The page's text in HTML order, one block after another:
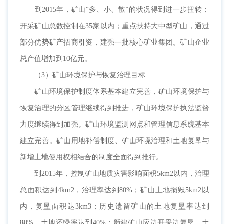
到2015年，矿山“多、小、散”的状况得到进一步扭转；
开采矿山总数控制在35家以内；重点扶持大中型矿山，通过
部分优势矿产招商引资，建强一批核心矿业集团。矿山企业
总产值增加到10亿元。
（3）矿山环境保护与恢复治理目标
矿山环境保护制度体系基本建立完善，矿山环境保护与
恢复治理的分区管理继续得到推进，矿山环境保护执法监督
力度继续得到加强。矿山环境监测网点和管理信息系统基本
建立完善。矿山用地补偿制度、矿山环境治理和土地复垦与
新增土地使用权相结合的制度全面得到推行。
到2015年，控制矿山地质灾害影响面积5km2以内，治理
总面积达到4km2，治理率达到80%；矿山土地损毁5km2以
内，复垦面积达3km3；历史遗留矿山的土地复垦率达到